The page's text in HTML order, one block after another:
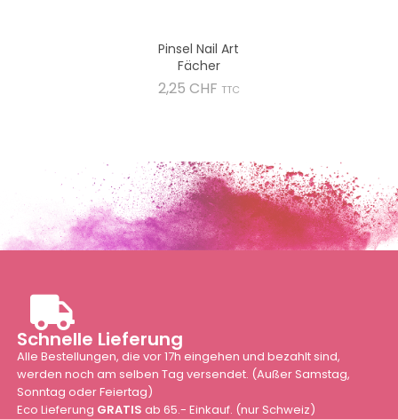
Pinsel Nail Art
Fächer
2,25 CHF Preis
TTC
Schnelle Lieferung
Alle Bestellungen, die vor 17h eingehen und bezahlt sind,
werden noch am selben Tag versendet. (Außer Samstag,
Sonntag oder Feiertag)
Eco Lieferung GRATIS ab 65.- Einkauf. (nur Schweiz)